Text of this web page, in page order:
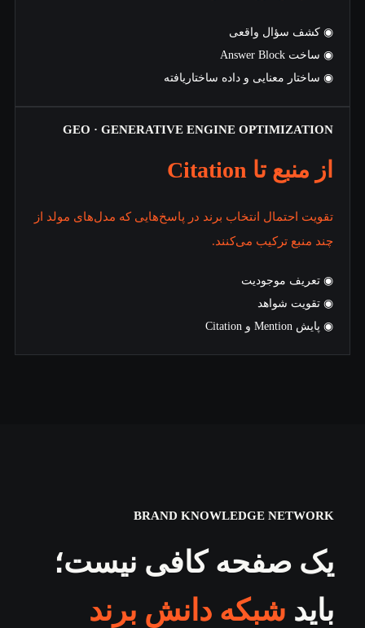
◉ کشف سؤال واقعی
◉ ساخت Answer Block
◉ ساختار معنایی و داده ساختاریافته
GEO · GENERATIVE ENGINE OPTIMIZATION
از منبع تا Citation
تقویت احتمال انتخاب برند در پاسخ‌هایی که مدل‌های مولد از
چند منبع ترکیب می‌کنند.
◉ تعریف موجودیت
◉ تقویت شواهد
◉ پایش Mention و Citation
BRAND KNOWLEDGE NETWORK
یک صفحه کافی نیست؛
باید شبکه دانش برند